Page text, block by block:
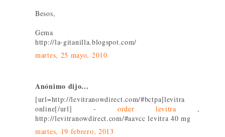
Besos,
Gema
http://la-gitanilla.blogspot.com/
martes, 25 mayo, 2010
Anónimo dijo...
[url=http://levitranowdirect.com/#bctpa]levitra
online[/url] - order levitra ,
http://levitranowdirect.com/#aavcc levitra 40 mg
martes, 19 febrero, 2013